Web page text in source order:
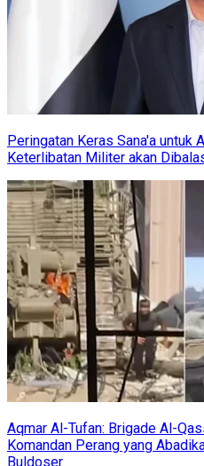
Peringatan Keras Sana'a untuk
Keterlibatan Militer akan
Aqmar Al-Tufan: Brigade Al-
Komandan Perang yang
Buldoser